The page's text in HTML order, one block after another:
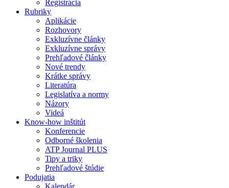
Registrácia
Rubriky
Aplikácie
Rozhovory
Exkluzívne články
Exkluzívne správy
Prehľadové články
Nové trendy
Krátke správy
Literatúra
Legislatíva a normy
Názory
Videá
Know-how inštitút
Konferencie
Odborné školenia
ATP Journal PLUS
Tipy a triky
Prehľadové štúdie
Podujatia
Kalendár